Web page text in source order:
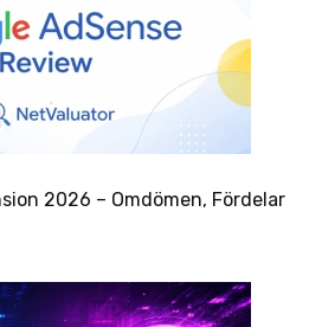
2026 – Omdömen, Fördelar